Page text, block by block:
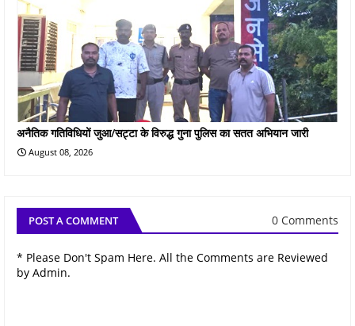
अनैतिक गतिविधियों जुआ/सट्टा के विरुद्ध गुना पुलिस का सतत अभियान जारी
August 08, 2026
POST A COMMENT 0 Comments
* Please Don't Spam Here. All the Comments are Reviewed
by Admin.